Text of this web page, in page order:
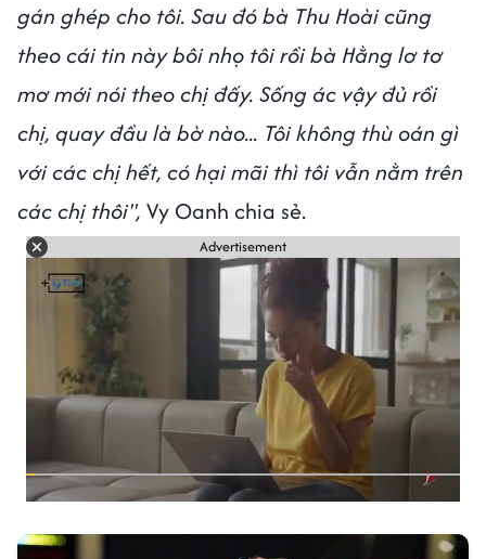
gán ghép cho tôi. Sau đó bà Thu Hoài cũng
theo cái tin này bôi nhọ tôi rồi bà Hằng lơ tơ
mơ mới nói theo chị đấy. Sống ác vậy đủ rồi
chị, quay đầu là bờ nào... Tôi không thù oán gì
với các chị hết, có hại mãi thì tôi vẫn nằm trên
các chị thôi", Vy Oanh chia sẻ.
Advertisement